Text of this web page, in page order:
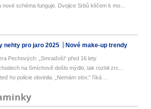
schéma funguje. Dvojice Srbů klíčem k mo...
nehty pro jaro 2025 Nové make-up trendy
Pechových: „Smraďoši“ před 16 lety
na Smíchově došlo mýdlo, tak rozbil zrc...
ho policie obvinila. „Nemám slov,“ říká ...